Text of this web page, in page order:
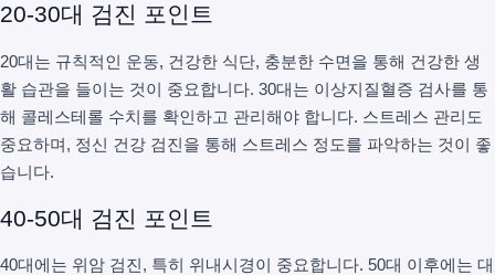
20-30대 검진 포인트
20대는 규칙적인 운동, 건강한 식단, 충분한 수면을 통해 건강한 생
활 습관을 들이는 것이 중요합니다. 30대는 이상지질혈증 검사를 통
해 콜레스테롤 수치를 확인하고 관리해야 합니다. 스트레스 관리도
중요하며, 정신 건강 검진을 통해 스트레스 정도를 파악하는 것이 좋
습니다.
40-50대 검진 포인트
40대에는 위암 검진, 특히 위내시경이 중요합니다. 50대 이후에는 대